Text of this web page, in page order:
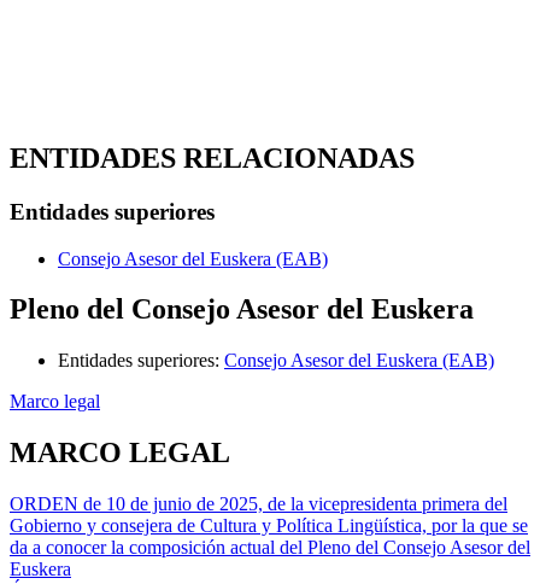
ENTIDADES RELACIONADAS
Entidades superiores
Consejo Asesor del Euskera (EAB)
Pleno del Consejo Asesor del Euskera
Entidades superiores: Consejo Asesor del Euskera (EAB)
Marco legal
MARCO LEGAL
ORDEN de 10 de junio de 2025, de la vicepresidenta primera del
Gobierno y consejera de Cultura y Política Lingüística, por la que se
da a conocer la composición actual del Pleno del Consejo Asesor del
Euskera